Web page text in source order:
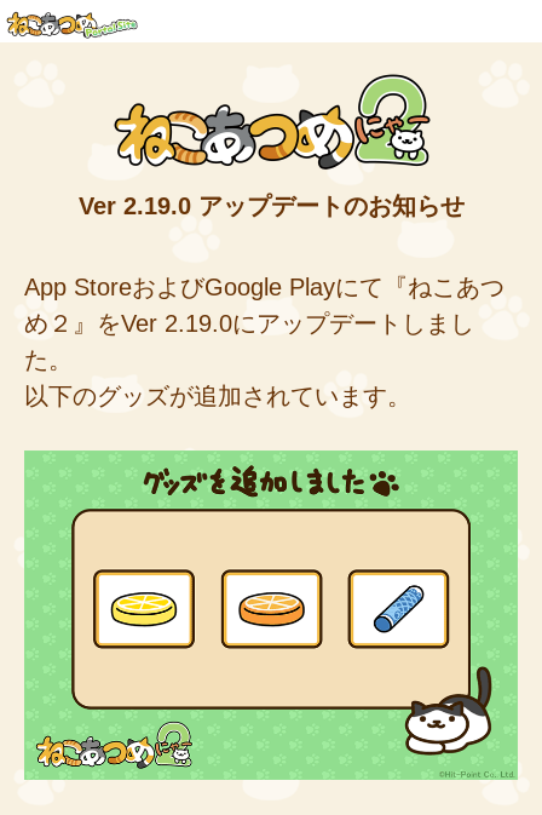
Ver 2.19.0 アップデートのお知らせ
App StoreおよびGoogle Playにて『ねこあつ
め２』をVer 2.19.0にアップデートしまし
た。
以下のグッズが追加されています。